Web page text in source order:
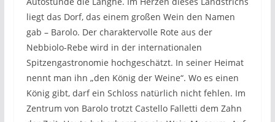
liegt das Dorf, das einem großen Wein den Namen
gab – Barolo. Der charaktervolle Rote aus der
Nebbiolo-Rebe wird in der internationalen
Spitzengastronomie hochgeschätzt. In seiner Heimat
nennt man ihn „den König der Weine“. Wo es einen
König gibt, darf ein Schloss natürlich nicht fehlen. Im
Zentrum von Barolo trotzt Castello Falletti dem Zahn